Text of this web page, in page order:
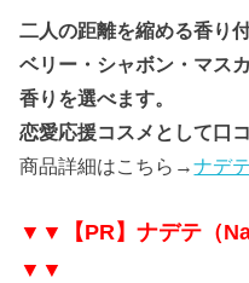
二人の距離を縮める香り
ベリー・シャボン・マス
香りを選べます。
恋愛応援コスメとして口
商品詳細はこちら→ナデ
▼▼【PR】ナデテ（
▼▼